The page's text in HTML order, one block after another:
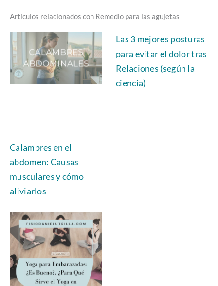
Artículos relacionados con Remedio para las agujetas
Calambres en el
abdomen: Causas
musculares y cómo
aliviarlos
Las 3 mejores posturas
para evitar el dolor tras
Relaciones (según la
ciencia)